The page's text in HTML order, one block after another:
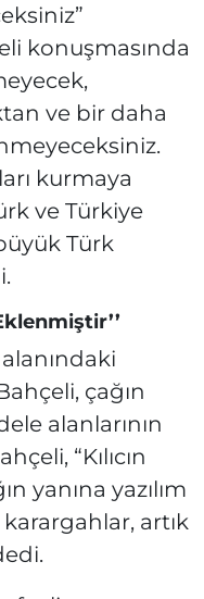
konuşmasında
ve bir daha
kurmaya
ve Türkiye
Türk
çağın
alanlarının
“Kılıcın
yanına yazılım
artık